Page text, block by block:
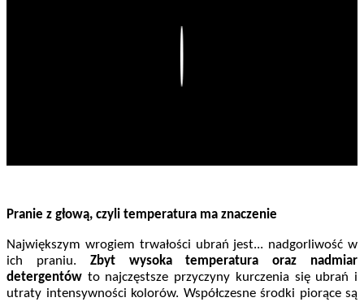
Pranie z głową, czyli temperatura ma znaczenie
Największym wrogiem trwałości ubrań jest... nadgorliwość w
ich praniu. Zbyt wysoka temperatura oraz nadmiar
detergentów to najczęstsze przyczyny kurczenia się ubrań i
utraty intensywności kolorów. Współczesne środki piorące są